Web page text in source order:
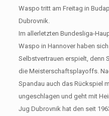
Waspo tritt am Freitag in
Dubrovnik.
Im allerletzten Bundesliga-
Waspo in Hannover haben
Selbstvertrauen erspielt, denn
die Meisterschaftsplayoffs.
Spandau auch das Rückspiel
ungeschlagen und geht mit
Jug Dubrovnik hat den seit